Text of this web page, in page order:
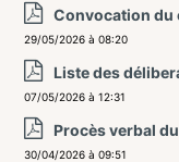
Convocation
29/05/2026 à 08:20
Liste des
07/05/2026 à 12:31
Procès verbal
30/04/2026 à 09:51